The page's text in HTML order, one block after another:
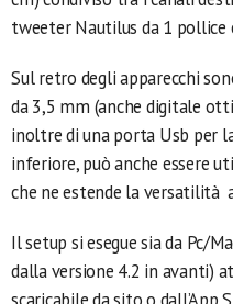
tweeter Nautilus da 1 pollice
Sul retro degli apparecchi
da 3,5 mm (anche digitale
inoltre di una porta Usb per
inferiore, può anche essere
che ne estende la
Il setup si esegue sia da Pc/
dalla versione 4.2 in avanti)